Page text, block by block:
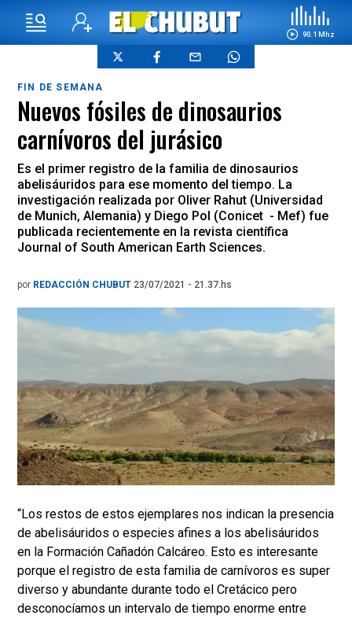
90.1 Mhz
FIN DE SEMANA
Nuevos fósiles de dinosaurios
carnívoros del jurásico
Es el primer registro de la familia de dinosaurios
abelisáuridos para ese momento del tiempo. La
investigación realizada por Oliver Rahut (Universidad
de Munich, Alemania) y Diego Pol (Conicet - Mef) fue
publicada recientemente en la revista científica
Journal of South American Earth Sciences.
por REDACCIÓN CHUBUT 23/07/2021 - 21.37.hs
“Los restos de estos ejemplares nos indican la presencia
de abelisáuridos o especies afines a los abelisáuridos
en la Formación Cañadón Calcáreo. Esto es interesante
porque el registro de esta familia de carnívoros es super
diverso y abundante durante todo el Cretácico pero
desconocíamos un intervalo de tiempo enorme entre